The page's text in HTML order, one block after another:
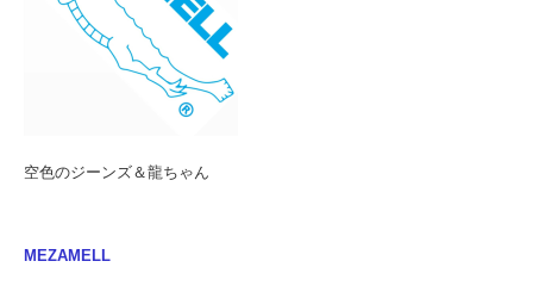
空色のジーンズ＆龍ちゃん
MEZAMELL